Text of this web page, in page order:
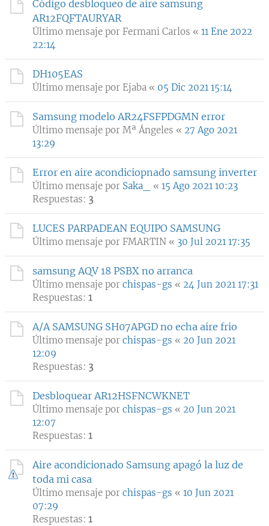
Código desbloqueo de aire samsung
AR12FQFTAURYAR
Último mensaje por Fermani Carlos « 11 Ene 2022
22:14
DH105EAS
Último mensaje por Ejaba « 05 Dic 2021 15:14
Samsung modelo AR24FSFPDGMN error
Último mensaje por Mª Ángeles « 27 Ago 2021
13:29
Error en aire acondiciopnado samsung inverter
Último mensaje por Saka_ « 15 Ago 2021 10:23
Respuestas: 3
LUCES PARPADEAN EQUIPO SAMSUNG
Último mensaje por FMARTIN « 30 Jul 2021 17:35
samsung AQV 18 PSBX no arranca
Último mensaje por chispas-gs « 24 Jun 2021 17:31
Respuestas: 1
A/A SAMSUNG SH07APGD no echa aire frio
Último mensaje por chispas-gs « 20 Jun 2021
12:09
Respuestas: 3
Desbloquear AR12HSFNCWKNET
Último mensaje por chispas-gs « 20 Jun 2021
12:07
Respuestas: 1
Aire acondicionado Samsung apagó la luz de
toda mi casa
Último mensaje por chispas-gs « 10 Jun 2021
07:29
Respuestas: 1